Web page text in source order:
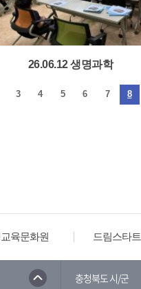
26.06.12 생명과학
3 4 5 6 7 8
육문화원 드림스타트
충청북도 시/군